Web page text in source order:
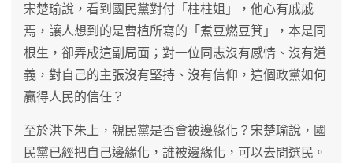
宋楚瑜說，看到國民黨對付「柱柱姐」，他心有戚戚
焉，讓人想到的是曹植所寫的「煮豆燃豆箕」，本是同
根生，卻弄成這副局面；對一位同志沒有感情、沒有道
義，對自己的主張沒有堅持、沒有信仰，這個政黨如何
贏得人民的信任？
至於洪下朱上，親民黨是否會被邊緣化？宋楚瑜說，國
民黨已經把自己邊緣化，誰被邊緣化，可以去問選民。